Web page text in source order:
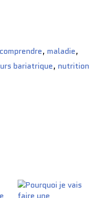
comprendre, maladie,
bariatrique, nutrition